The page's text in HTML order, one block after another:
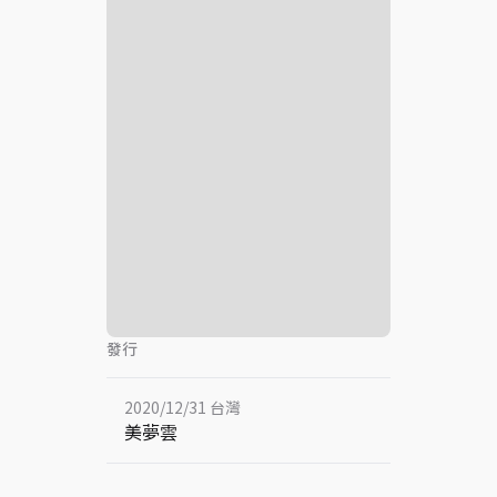
發行
2020/12/31 台灣
美夢雲